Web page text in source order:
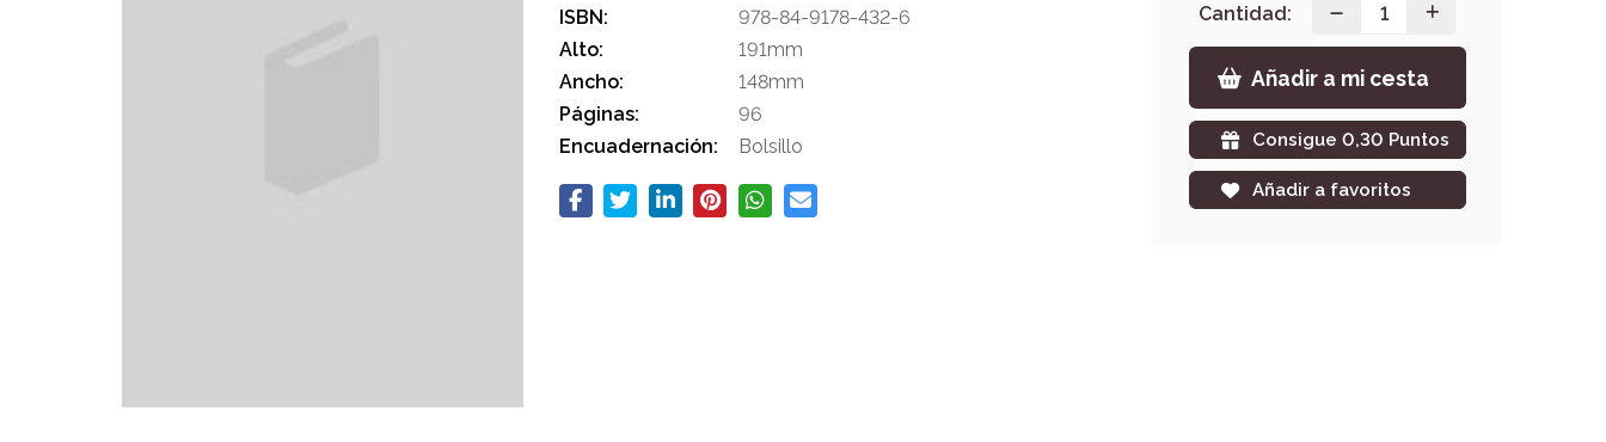
ISBN:
978-84-9178-432-6
Alto:
191mm
Ancho:
148mm
Páginas:
96
Encuadernación:
Bolsillo
Cantidad:
Añadir a mi cesta
Consigue 0,30 Puntos
Añadir a favoritos